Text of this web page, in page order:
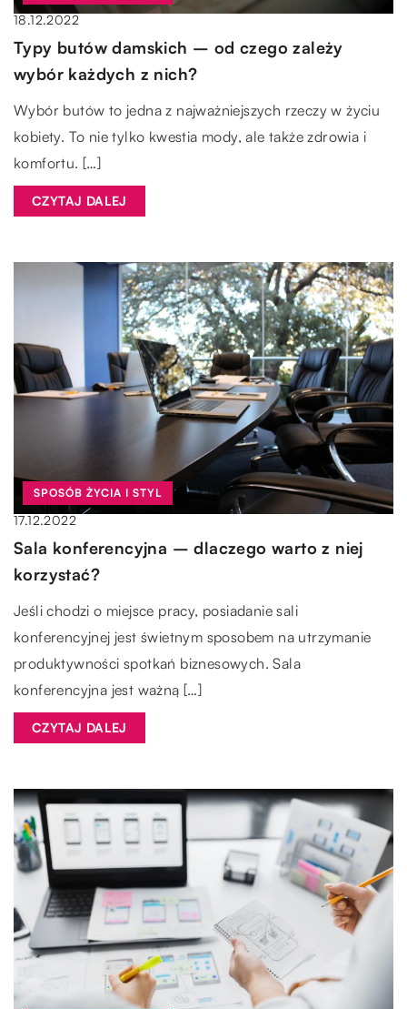
18.12.2022
Typy butów damskich – od czego zależy
wybór każdych z nich?
Wybór butów to jedna z najważniejszych rzeczy w życiu
kobiety. To nie tylko kwestia mody, ale także zdrowia i
komfortu. […]
CZYTAJ DALEJ
SPOSÓB ŻYCIA I STYL
17.12.2022
Sala konferencyjna – dlaczego warto z niej
korzystać?
Jeśli chodzi o miejsce pracy, posiadanie sali
konferencyjnej jest świetnym sposobem na utrzymanie
produktywności spotkań biznesowych. Sala
konferencyjna jest ważną […]
CZYTAJ DALEJ